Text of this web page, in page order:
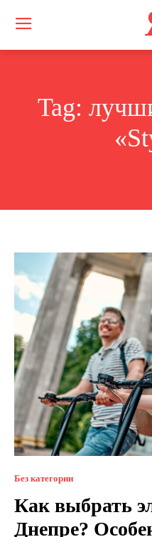
Tag:
Без категории
Как выбрать
Днепре?